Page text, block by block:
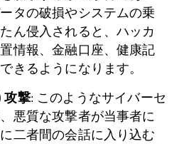
タの破損やシステムの乗
ん侵入されると、ハッカ
情報、金融口座、健康記
きるようになります。
攻撃: このようなサイバーセ
悪質な攻撃者が当事者に
二者間の会話に入り込む